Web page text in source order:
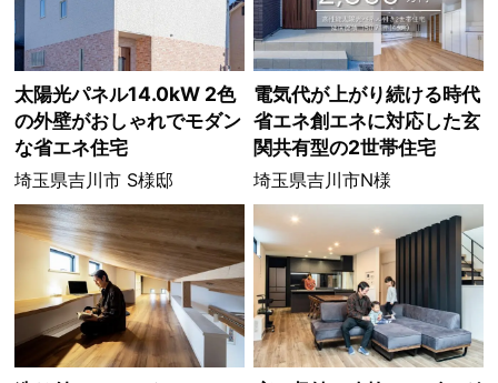
太陽光パネル14.0kW 2色
の外壁がおしゃれでモダン
な省エネ住宅
埼玉県吉川市 S様邸
電気代が上がり続ける時代
省エネ創エネに対応した玄
関共有型の2世帯住宅
埼玉県吉川市N様